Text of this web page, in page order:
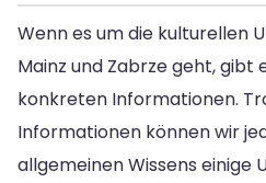
Wenn es um die kulturellen
Mainz und Zabrze geht, gibt
konkreten Informationen.
Informationen können wir
allgemeinen Wissens einige